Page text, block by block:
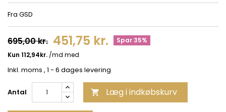
Fra GSD
695,00 kr. 451,75 kr. Spar 35%
Inkl. moms , 1 - 6 dages levering
Antal  Læg i indkøbskurv